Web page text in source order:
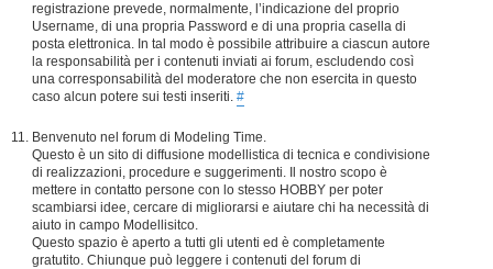
registrazione prevede, normalmente, l’indicazione del proprio
Username, di una propria Password e di una propria casella di
posta elettronica. In tal modo è possibile attribuire a ciascun autore
la responsabilità per i contenuti inviati ai forum, escludendo così
una corresponsabilità del moderatore che non esercita in questo
caso alcun potere sui testi inseriti. #
Benvenuto nel forum di Modeling Time.
Questo è un sito di diffusione modellistica di tecnica e condivisione
di realizzazioni, procedure e suggerimenti. Il nostro scopo è
mettere in contatto persone con lo stesso HOBBY per poter
scambiarsi idee, cercare di migliorarsi e aiutare chi ha necessità di
aiuto in campo Modellisitco.
Questo spazio è aperto a tutti gli utenti ed è completamente
gratutito. Chiunque può leggere i contenuti del forum di